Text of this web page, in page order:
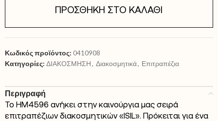
ΠΡΟΣΘΉΚΗ ΣΤΟ ΚΑΛΆΘΙ
Κωδικός προϊόντος: 0410908
Κατηγορίες: ΔΙΑΚΟΣΜΗΣΗ, Διακοσμητικά, Επιτραπέζια
Περιγραφή
Το HM4596 ανήκει στην καινούργια μας σειρά
επιτραπέζιων διακοσμητικών «ISIL». Πρόκειται για ένα